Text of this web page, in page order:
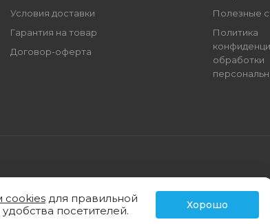
Условия доставки
Гарантия на товар
Договор-оферта
Полезные
Политика
обработки
cookiesдля правильной
посетителей.
Хорошо